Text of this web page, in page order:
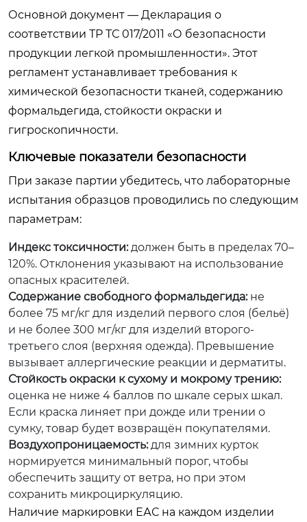
Основной документ — Декларация о
соответствии ТР ТС 017/2011 «О безопасности
продукции легкой промышленности». Этот
регламент устанавливает требования к
химической безопасности тканей, содержанию
формальдегида, стойкости окраски и
гигроскопичности.
Ключевые показатели безопасности
При заказе партии убедитесь, что лабораторные
испытания образцов проводились по следующим
параметрам:
Индекс токсичности:должен быть в пределах 70–
120%. Отклонения указывают на использование
опасных красителей.
Содержание свободного формальдегида:не
более 75 мг/кг для изделий первого слоя (бельё)
и не более 300 мг/кг для изделий второго-
третьего слоя (верхняя одежда). Превышение
вызывает аллергические реакции и дерматиты.
Стойкость окраски к сухому и мокрому трению:
оценка не ниже 4 баллов по шкале серых шкал.
Если краска линяет при дожде или трении о
сумку, товар будет возвращён покупателями.
Воздухопроницаемость:для зимних курток
нормируется минимальный порог, чтобы
обеспечить защиту от ветра, но при этом
сохранить микроциркуляцию.
Наличие маркировки ЕАС на каждом изделии